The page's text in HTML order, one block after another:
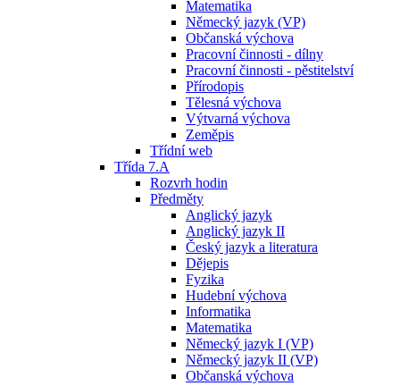
Matematika
Německý jazyk (VP)
Občanská výchova
Pracovní činnosti - dílny
Pracovní činnosti - pěstitelství
Přírodopis
Tělesná výchova
Výtvarná výchova
Zeměpis
Třídní web
Třída 7.A
Rozvrh hodin
Předměty
Anglický jazyk
Anglický jazyk II
Český jazyk a literatura
Dějepis
Fyzika
Hudební výchova
Informatika
Matematika
Německý jazyk I (VP)
Německý jazyk II (VP)
Občanská výchova